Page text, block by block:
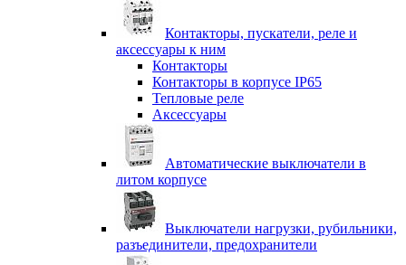
Контакторы, пускатели, реле и
аксессуары к ним
Контакторы
Контакторы в корпусе IP65
Тепловые реле
Аксессуары
Автоматические выключатели в
литом корпусе
Выключатели нагрузки, рубильники,
разъединители, предохранители